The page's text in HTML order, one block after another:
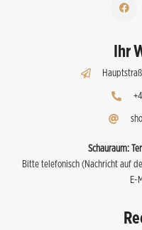
Ihr
Schauraum:
Bitte telefonisch (Nachricht auf
E-